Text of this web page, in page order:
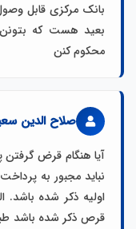
بانک مرکزی قابل
بعید هست که بتونن
محکوم کنن
صلاح الدین
آیا هنگام قرض گرفتن
نباید مجبور به
اولیه ذکر شده باشد.
قرص ذکر شده باشد